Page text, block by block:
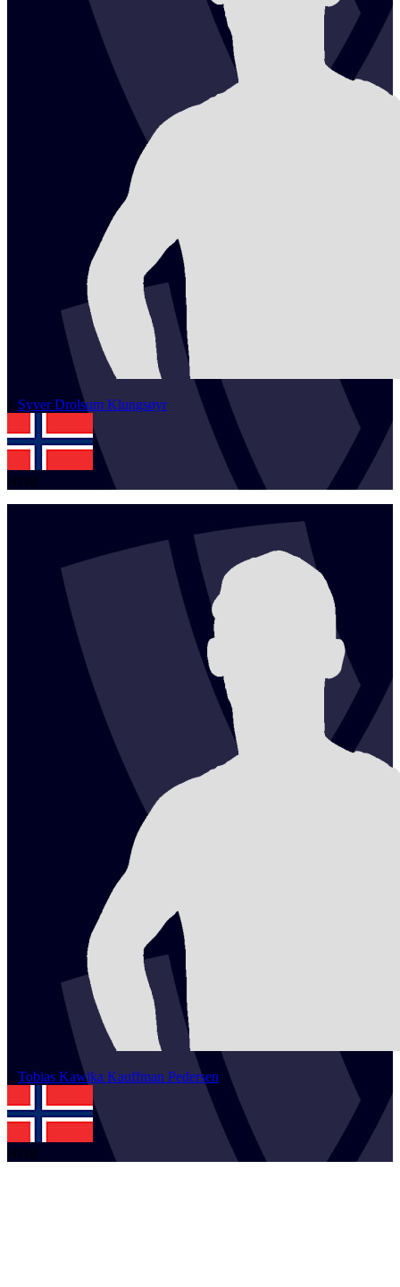
1 Syver Drolsum Klungsøyr
NOR
2 Tobias Kawika Kauffman Pedersen
NOR